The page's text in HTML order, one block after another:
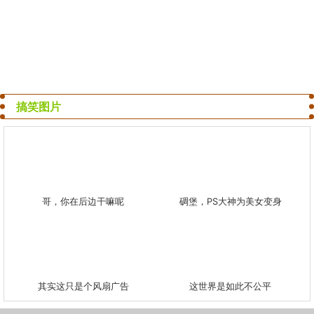
搞笑图片
哥，你在后边干嘛呢 碉堡，PS大神为美女变身
其实这只是个风扇广告 这世界是如此不公平